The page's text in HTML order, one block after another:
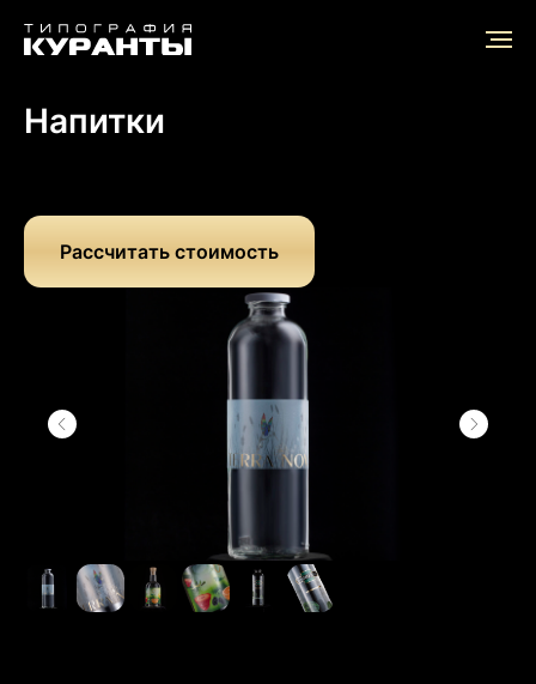
Главная / Отрасли применения
Напитки
Рассчитать стоимость